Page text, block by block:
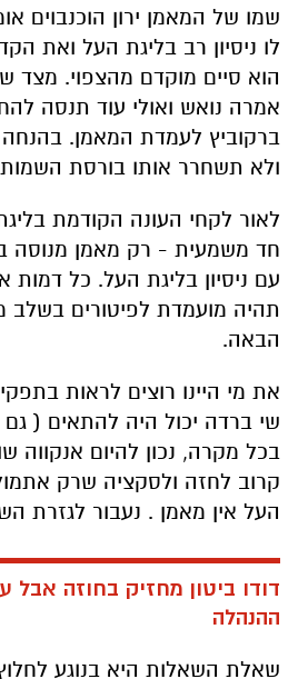
שמו של המאמן ירון הוכנבוים
לו ניסיון רב בליגת העל ואת
הוא סיים מוקדם מהצפוי. מצד
אמרה נואש ואולי עוד תנסה
ברקוביץ לעמדת המאמן.
ולא תשחרר אותו בורסת
לאור לקחי העונה הקודמת
חד משמעית - רק מאמן מנוסה
עם ניסיון בליגת העל. כל דמות
תהיה מועמדת לפיטורים בשלב
הבאה.
את מי היינו רוצים לראות
שי ברדה יכול היה להתאים (
בכל מקרה, נכון להיום אנקווה
קרוב לחזה ולסקציה שרק
העל אין מאמן . נעבור לגזרת
דודו ביטון מחזיק בחוזה אבל
ההנהלה
שאלת השאלות היא בנוגע לחלוץ